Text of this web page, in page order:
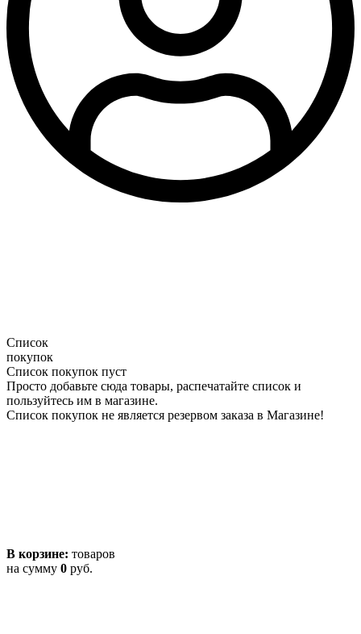
Список
покупок
Список покупок пуст
Просто добавьте сюда товары, распечатайте список и
пользуйтесь им в магазине.
Список покупок не является резервом заказа в Магазине!
В корзине: товаров
на сумму 0 руб.